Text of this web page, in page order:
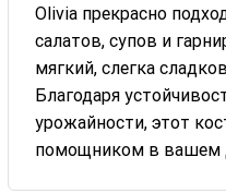
Olivia прекрасно
салатов, супов и
мягкий, слегка
Благодаря
урожайности, этот
помощником в вашем